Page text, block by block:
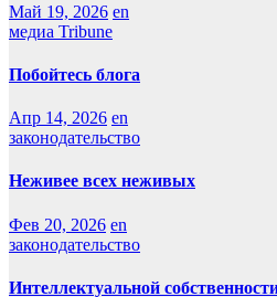
Май 19, 2026 en
медиа Tribune
Побойтесь блога
Апр 14, 2026 en
законодательство
Неживее всех неживых
Фев 20, 2026 en
законодательство
Интеллектуальной